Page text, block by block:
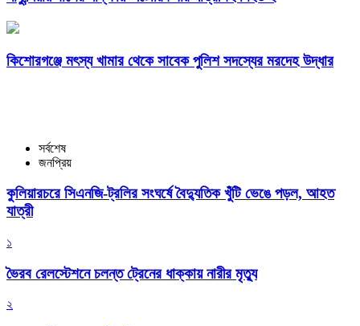
কিশোরগঞ্জে মৎস্য খামার থেকে সাবেক পুলিশ সদস্যের মরদেহ উদ্ধার
সর্বশেষ
জনপ্রিয়
কুলিয়ারচরে সিএনজি-ট্রলির সংঘর্ষে বৈদ্যুতিক খুঁটি ভেঙে পড়ল, আহত
যাত্রী
১
ভৈরব রেলস্টেশনে চলন্ত ট্রেনের ধাক্কায় নারীর মৃত্যু
২